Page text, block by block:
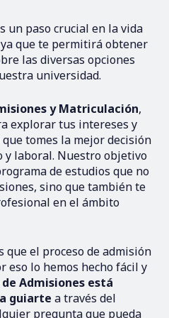
un paso crucial en la vida
que te permitirá obtener
las diversas opciones
universidad.
y Matriculación,
explorar tus intereses y
tomes la mejor decisión
y laboral. Nuestro objetivo
de estudios que no
sino que también te
en el ámbito
que el proceso de admisión
eso lo hemos hecho fácil y
de Admisiones está
guiarte a través del
pregunta que pueda